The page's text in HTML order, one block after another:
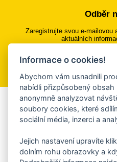
Odběr
Zaregistrujte svou e-mailovou
aktuálních
Přihlásit se
Aplikace
Chcete dostávat do svého
ankety, pozvánky na
Více
Informace o cookies!
Abychom vám usnadnili
nabídli přizpůsobený obsah
anonymně analyzovat
soubory cookies, které
sociální média, inzerci a
Jejich nastavení upravíte
dolním rohu obrazovky a